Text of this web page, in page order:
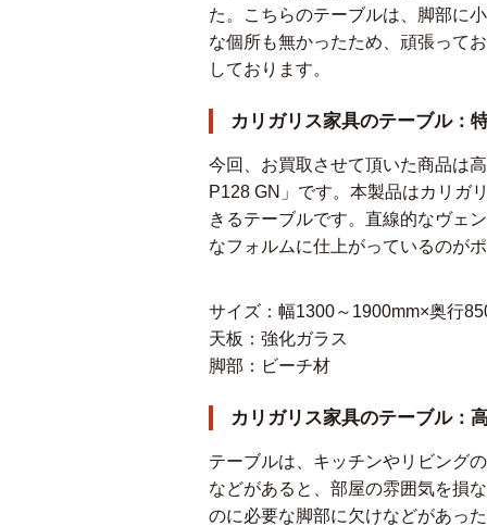
た。こちらのテーブルは、脚部に
な個所も無かったため、頑張って
しております。
カリガリス家具のテーブル：
今回、お買取させて頂いた商品は
P128 GN」です。本製品はカリガ
きるテーブルです。直線的なヴェ
なフォルムに仕上がっているのが
サイズ：幅1300～1900mm×奥行
天板：強化ガラス
脚部：ビーチ材
カリガリス家具のテーブル：
テーブルは、キッチンやリビング
などがあると、部屋の雰囲気を損
のに必要な脚部に欠けなどがあっ